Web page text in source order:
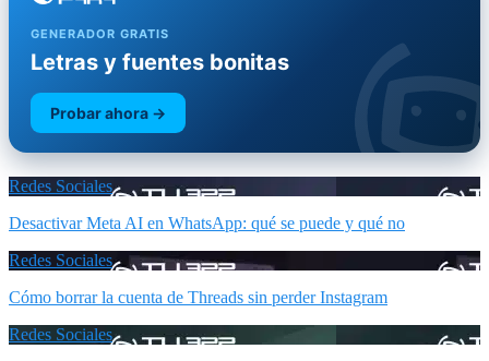
GENERADOR GRATIS
Letras y fuentes bonitas
Probar ahora →
Redes Sociales
Desactivar Meta AI en WhatsApp: qué se puede y qué no
Redes Sociales
Cómo borrar la cuenta de Threads sin perder Instagram
Redes Sociales